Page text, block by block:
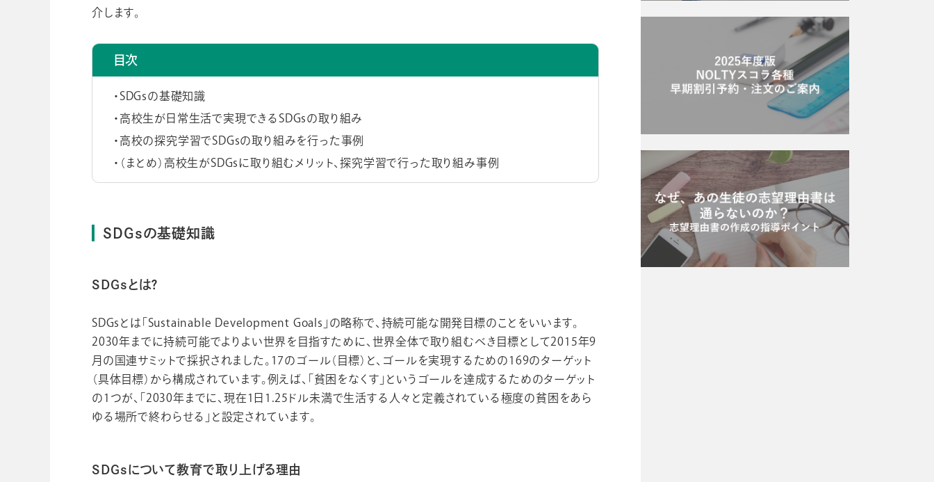
介します。
目次
SDGsの基礎知識
高校生が日常生活で実現できるSDGsの取り組み
高校の探究学習でSDGsの取り組みを行った事例
（まとめ）高校生がSDGsに取り組むメリット、探究学習で行った取り組み事例
SDGsの基礎知識
SDGsとは？
SDGsとは「Sustainable Development Goals」の略称で、持続可能な開発目標のことをいいます。
2030年までに持続可能でよりよい世界を目指すために、世界全体で取り組むべき目標として2015年9
月の国連サミットで採択されました。17のゴール（目標）と、ゴールを実現するための169のターゲット
（具体目標）から構成されています。例えば、「貧困をなくす」というゴールを達成するためのターゲット
の1つが、「2030年までに、現在1日1.25ドル未満で生活する人々と定義されている極度の貧困をあら
ゆる場所で終わらせる」と設定されています。
SDGsについて教育で取り上げる理由